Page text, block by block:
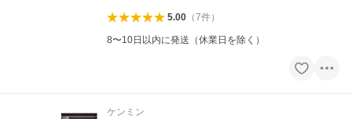
5.00（7件）
8〜10日以内に発送（休業日を除く）
ケンミン